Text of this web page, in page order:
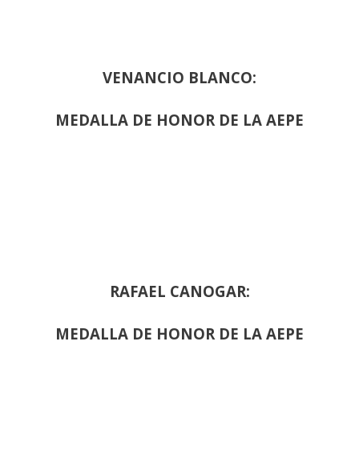
VENANCIO BLANCO:
MEDALLA DE HONOR DE LA AEPE
RAFAEL CANOGAR:
MEDALLA DE HONOR DE LA AEPE